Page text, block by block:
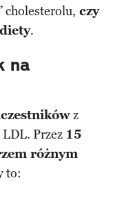
cholesterolu, czy
.
na
z
Przez 15
różnym
to: